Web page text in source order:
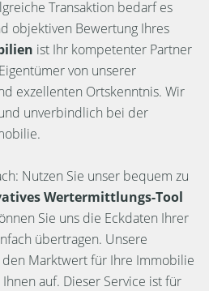
Transaktion bedarf es
objektiven Bewertung Ihres
ist Ihr kompetenter Partner
von unserer
exzellenten Ortskenntnis. Wir
unverbindlich bei der
Nutzen Sie unser bequem zu
Wertermittlungs-Tool
Sie uns die Eckdaten Ihrer
übertragen. Unsere
Marktwert für Ihre Immobilie
auf. Dieser Service ist für